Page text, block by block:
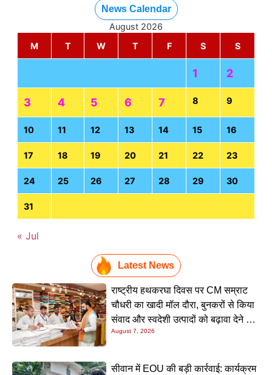
News Calendar
August 2026
M
T W T F S S
1 2
3 4 5 6 7 8 9
10 11 12 13 14 15 16
17 18 19 20 21 22 23
24 25 26 27 28 29 30
31
« Jul
Latest News
राष्ट्रीय हथकरघा दिवस पर CM सम्राट
चौधरी का खादी मॉल दौरा, बुनकरों से किया
संवाद और स्वदेशी उत्पादों को बढ़ावा देने की
अपील
August 7, 2026
सीवान में EOU की बड़ी कार्रवाई: कार्यक्रम